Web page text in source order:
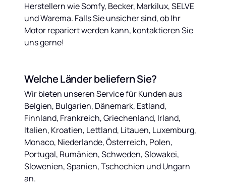
Herstellern wie Somfy, Becker, Markilux, SELVE
und Warema. Falls Sie unsicher sind, ob Ihr
Motor repariert werden kann, kontaktieren Sie
uns gerne!
Welche Länder beliefern Sie?
Wir bieten unseren Service für Kunden aus
Belgien, Bulgarien, Dänemark, Estland,
Finnland, Frankreich, Griechenland, Irland,
Italien, Kroatien, Lettland, Litauen, Luxemburg,
Monaco, Niederlande, Österreich, Polen,
Portugal, Rumänien, Schweden, Slowakei,
Slowenien, Spanien, Tschechien und Ungarn
an.